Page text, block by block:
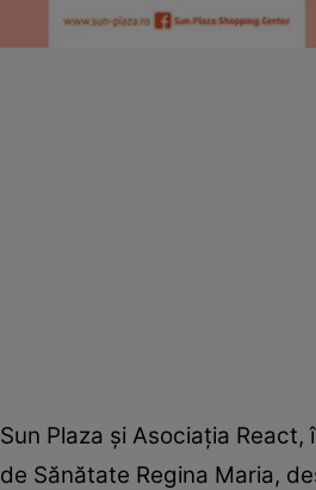
Sun Plaza şi Asociaţia
de Sănătate Regina Maria,